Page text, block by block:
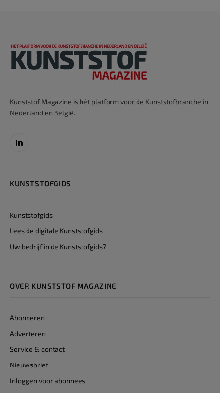
Kunststof Magazine is hét platform voor de Kunststofbranche in
Nederland en België.
LinkedIn
KUNSTSTOFGIDS
Kunststofgids
Lees de digitale Kunststofgids
Uw bedrijf in de Kunststofgids?
OVER KUNSTSTOF MAGAZINE
Abonneren
Adverteren
Service & contact
Nieuwsbrief
Inloggen voor abonnees